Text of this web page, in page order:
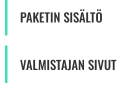
PAKETIN SISÄLTÖ
VALMISTAJAN SIVUT